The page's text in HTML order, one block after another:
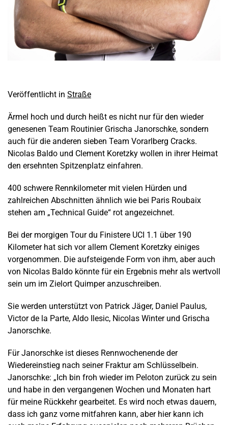
Veröffentlicht in Straße
Ärmel hoch und durch heißt es nicht nur für den wieder
genesenen Team Routinier Grischa Janorschke, sondern
auch für die anderen sieben Team Vorarlberg Cracks.
Nicolas Baldo und Clement Koretzky wollen in ihrer Heimat
den ersehnten Spitzenplatz einfahren.
400 schwere Rennkilometer mit vielen Hürden und
zahlreichen Abschnitten ähnlich wie bei Paris Roubaix
stehen am „Technical Guide“ rot angezeichnet.
Bei der morgigen Tour du Finistere UCI 1.1 über 190
Kilometer hat sich vor allem Clement Koretzky einiges
vorgenommen. Die aufsteigende Form von ihm, aber auch
von Nicolas Baldo könnte für ein Ergebnis mehr als wertvoll
sein um im Zielort Quimper anzuschreiben.
Sie werden unterstützt von Patrick Jäger, Daniel Paulus,
Victor de la Parte, Aldo Ilesic, Nicolas Winter und Grischa
Janorschke.
Für Janorschke ist dieses Rennwochenende der
Wiedereinstieg nach seiner Fraktur am Schlüsselbein.
Janorschke: „Ich bin froh wieder im Peloton zurück zu sein
und habe in den vergangenen Wochen und Monaten hart
für meine Rückkehr gearbeitet. Es wird noch etwas dauern,
dass ich ganz vorne mitfahren kann, aber hier kann ich